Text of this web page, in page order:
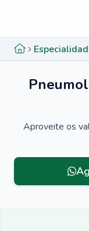
Aproveite os